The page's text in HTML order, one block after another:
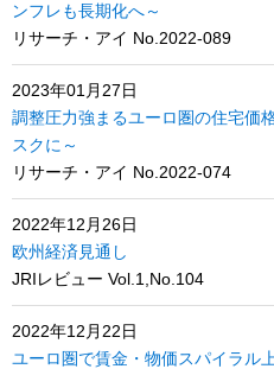
ンフレも長期化へ～
リサーチ・アイ No.2022-089
2023年01月27日
調整圧力強まるユーロ圏の住宅価
スクに～
リサーチ・アイ No.2022-074
2022年12月26日
欧州経済見通し
JRIレビュー Vol.1,No.104
2022年12月22日
ユーロ圏で賃金・物価スパイラル